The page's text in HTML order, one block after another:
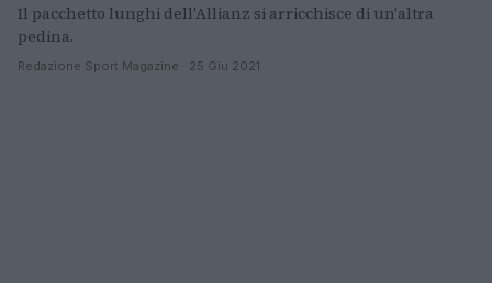
Il pacchetto lunghi dell'Allianz si arricchisce di un'altra
pedina.
Redazione Sport Magazine · 25 Giu 2021